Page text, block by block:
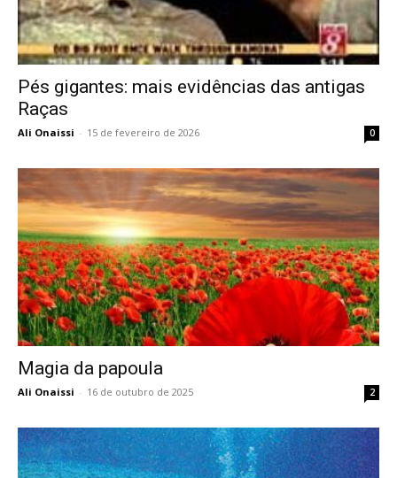
Pés gigantes: mais evidências das antigas
Raças
Ali Onaissi - 15 de fevereiro de 2026 0
Magia da papoula
Ali Onaissi - 16 de outubro de 2025 2